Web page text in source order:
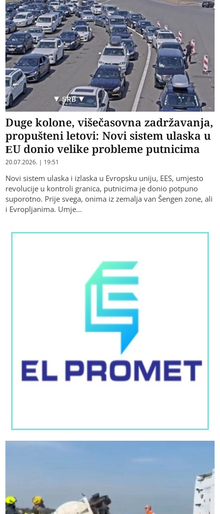
Duge kolone, višečasovna zadržavanja,
propušteni letovi: Novi sistem ulaska u
EU donio velike probleme putnicima
20.07.2026. | 19:51
Novi sistem ulaska i izlaska u Evropsku uniju, EES, umjesto
revolucije u kontroli granica, putnicima je donio potpuno
suporotno. Prije svega, onima iz zemalja van Šengen zone, ali
i Evropljanima. Umje…